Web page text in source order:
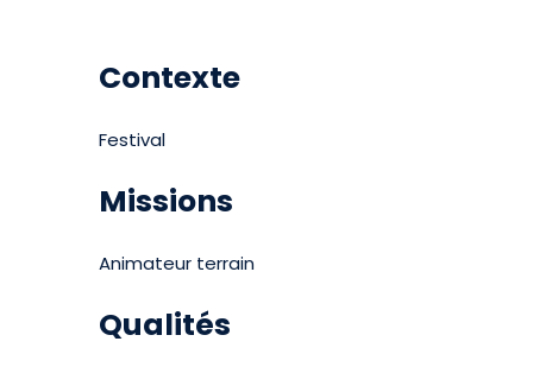
Contexte
Festival
Missions
Animateur terrain
Qualités